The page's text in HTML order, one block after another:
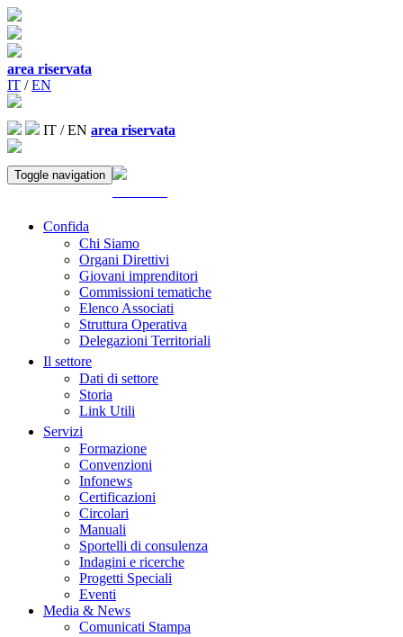
area riservata
IT /EN
IT /EN area riservata
Toggle navigation
Confida
Chi Siamo
Organi Direttivi
Giovani imprenditori
Commissioni tematiche
Elenco Associati
Struttura Operativa
Delegazioni Territoriali
Il settore
Dati di settore
Storia
Link Utili
Servizi
Formazione
Convenzioni
Infonews
Certificazioni
Circolari
Manuali
Sportelli di consulenza
Indagini e ricerche
Progetti Speciali
Eventi
Media & News
Comunicati Stampa